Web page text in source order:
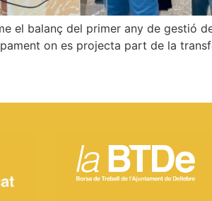
el balanç del primer any de gestió
on es projecta part de la